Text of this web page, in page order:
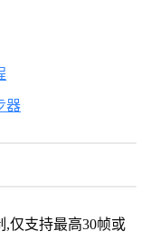
器
仅支持最高30帧或